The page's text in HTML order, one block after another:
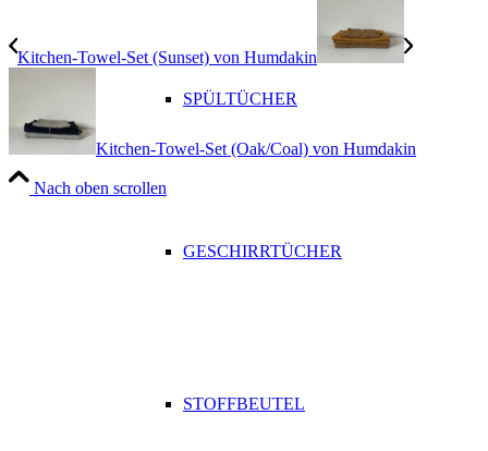
SPÜLTÜCHER
GESCHIRRTÜCHER
STOFFBEUTEL
Kitchen-Towel-Set (Sunset) von Humdakin
Kitchen-Towel-Set (Oak/Coal) von Humdakin
Nach oben scrollen